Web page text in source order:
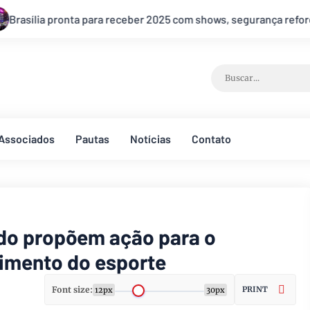
com shows, segurança reforçada e transporte ampliado
Pautas Notícias Contato
propõem ação para o
do esporte
Font size: 12px 30px PRINT